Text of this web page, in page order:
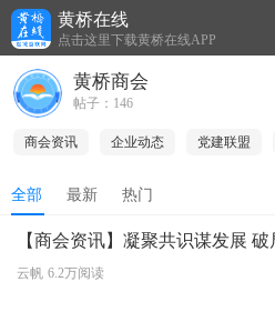
黄桥在线
点击这里下载黄桥在线APP
黄桥商会
帖子：146
商会资讯 企业动态 党建联盟
全部 最新 热门
【商会资讯】凝聚共识谋发展
云帆 6.2万阅读